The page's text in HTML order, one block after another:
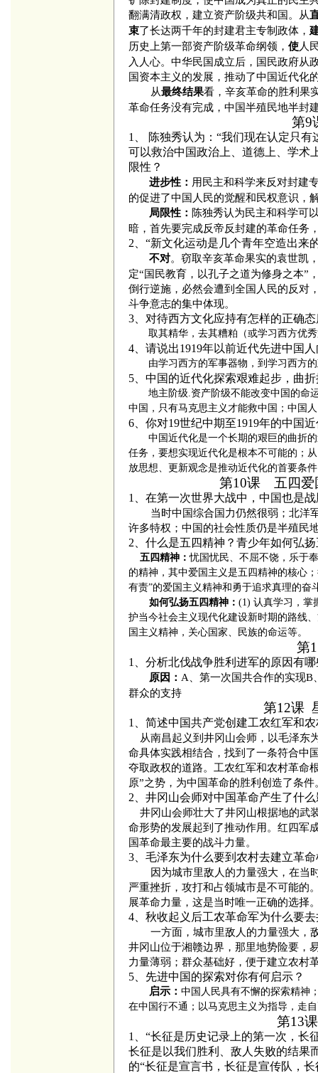
翻满清政权，建立资产阶级共和国。从
束了长达两千年的封建君主专制政体，
历史上第一部资产阶级革命纲领， 使人
入人心。中华民国成立后，国民政府从
国资本主义的发展，推动了中国近代化
从最终结果看，辛亥革命的胜利果
革命任务没有完成，中国半殖民地半封
第9
1、
陈独秀认为：“我们现在认定只有
可以救治中国政治上、道德上、学术
限性？
进步性： 用民主和科学来反对封建
的促进了中国人民的觉醒和民权意识，
局限性： 陈独秀认为民主和科学可
暗，首先要完成反帝反封建的革命任务
2、“新文化运动是几个青年空造出来
不对。窃取辛亥革命果实的袁世凯
定“国民教育，以孔子之道为修身之本”
倒行逆施，必然会遭到全国人民的反对
斗争意志的集中体现。
3、对待西方文化应持有怎样的正确
取其精华，去其糟粕（或学习西方优
4、请说出1919年以前近代先进中国
由学习西方的军事器物，到学习西方
5、中国的近代化探索艰难起步，曲
地主阶级.资产阶级不能改变中国的命
中国，只有马克思主义才能救中国；中国
6、你对19世纪中期至1919年的中国
中国近代化是一个长期的艰巨的曲折的
任务，要想实现近代化是根本不可能的 ；
放思想、更新观念是推动近代化的首要条件
第10课 五四爱
1
、在第一次世界大战中，中国也是
当时中国综合国力仍然很弱；北洋
许多特权；中国的社会性质仍是半殖民
2、 什么是五四精神？青少年如何弘
五四精神：忧国忧民、不屈不饶，乐于
的精神，其中爱国主义是五四精神的核心
有责”的爱国主义精神和勇于追求真理的奋
如何弘扬五四精神： (1) 认真学习，掌
护当今社会主义现代化建设新时期的路线
国主义精神，关心国家、民族的命运等。
第
1、分析北伐战争胜利进军的原因有
原因： A、第一次国共合作的实现B
群众的支持
第12课
1、简述中国共产党创建工农红军和
从南昌起义到井冈山会师，以毛泽东
命具体实践相结合，找到了一条符合中
夺取政权的道路。工农红军和农村革命
原”之势，为中国革命的胜利创造了条件
2、井冈山会师对中国革命产生了什
井冈山会师壮大了井冈山根据地的武
命形势的发展起到了推动作用。红四军
国革命最主要的战斗力量。
3、毛泽东为什么要到农村去建立革
因为城市里敌人的力量强大，在当
严重挫折，攻打和占领城市是不可能的
展革命力量，这是当时唯一正确的选择
4、秋收起义后工农革命军为什么要
一方面，城市里敌人的力量强大，
井冈山位于湘赣边界，那里地势险要，
力量薄弱；群众基础好，便于建立农村
5、先进中国的探索对你有何启示？
启示： 中国人民具有不懈的探索精神
在中国行不通；以马克思主义为指导，走
第13
1、“长征是历史记录上的第一次，
长征是以我们胜利、敌人失败的结果
的“长征是宣言书，长征是宣传队，